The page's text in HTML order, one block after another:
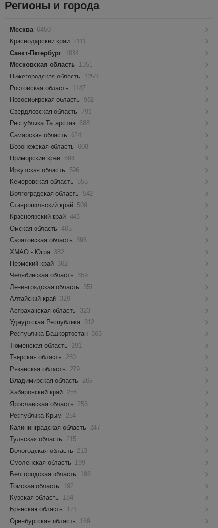
Регионы и города
Москва 6450
Краснодарский край 2111
Санкт-Петербург 1834
Московская область 1351
Нижегородская область
1250
Ростовская область
1147
Новосибирская область
982
Свердловская область
791
Республика Татарстан 688
Самарская область
624
Воронежская область
608
Приморский край 598
Иркутская область
596
Кемеровская область
555
Волгоградская область
542
Ставропольский край 509
Красноярский край 443
Омская область 405
Саратовская область
396
ХМАО - Югра 382
Пермский край 362
Челябинская область
359
Ленинградская область
351
Алтайский край 329
Астраханская область
323
Удмуртская Республика 312
Республика Башкортостан 303
Тюменская область
291
Тверская область
280
Рязанская область
279
Владимирская область
265
Хабаровский край 258
Ярославская область
256
Республика Крым
254
Калининградская область
247
Тульская область
215
Вологодская область
213
Смоленская область
199
Белгородская область
196
Томская область
192
Курская область
184
Брянская область
171
Оренбургская область
169